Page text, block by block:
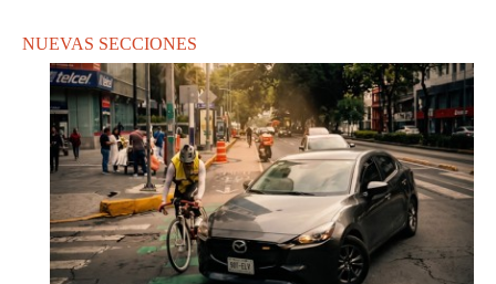
NUEVAS SECCIONES